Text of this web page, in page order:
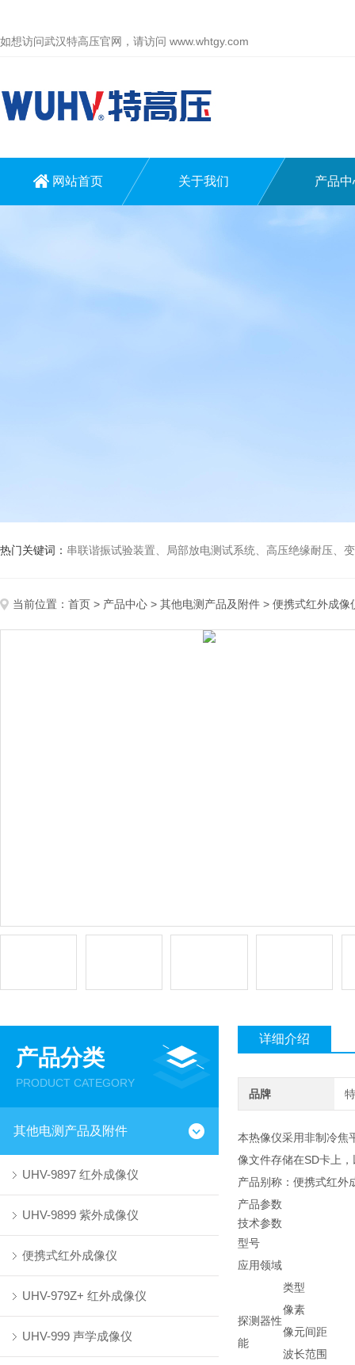
如想访问武汉特高压官网，请访问 www.whtgy.com
网站首页 关于我们 产品中
热门关键词： 串联谐振试验装置、局部放电测试系统、高压绝缘耐压、变
当前位置： 首页 > 产品中心 > 其他电测产品及附件 > 便携式红外成像
产品分类
PRODUCT CATEGORY
其他电测产品及附件
UHV-9897 红外成像仪
UHV-9899 紫外成像仪
便携式红外成像仪
UHV-979Z+ 红外成像仪
UHV-999 声学成像仪
详细介绍
品牌
本热像仪采用非制冷焦
像文件存储在SD卡上
产品别称：便携式红外
产品参数
技术参数
型号
应用领域
探测器性
能
类型
像素
像元间距
波长范围